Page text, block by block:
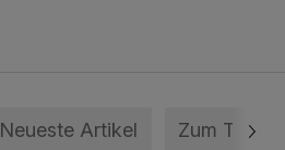
Neueste Artikel Zum Thema